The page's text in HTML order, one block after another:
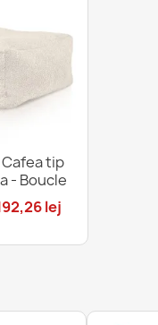
tip
- Boucle
lej